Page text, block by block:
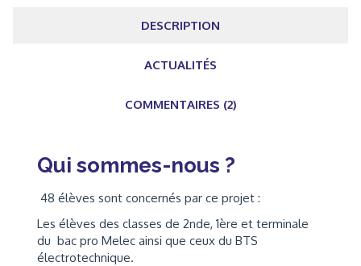
DESCRIPTION
ACTUALITÉS
COMMENTAIRES (2)
Qui sommes-nous ?
48 élèves sont concernés par ce projet :
Les élèves des classes de 2nde, 1ère et terminale
du bac pro Melec ainsi que ceux du BTS
électrotechnique.